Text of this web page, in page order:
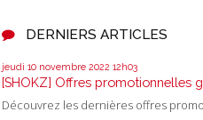
DERNIERS ARTICLES
jeudi 10 novembre 2022 12h03
[SHOKZ] Offres promotionnelles
Découvrez les dernières offres